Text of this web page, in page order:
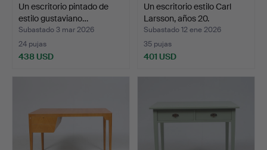
Un escritorio pintado de
estilo gustaviano…
Subastado 3 mar 2026
24 pujas
438 USD
Un escritorio estilo Carl
Larsson, años 20.
Subastado 12 ene 2026
35 pujas
401 USD